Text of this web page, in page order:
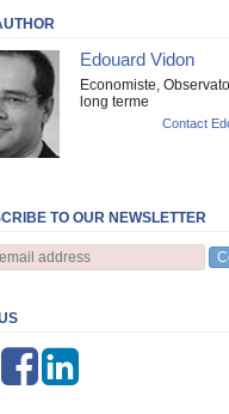
Edouard Vidon
Economiste,
long terme
Contact
TO OUR NEWSLETTER